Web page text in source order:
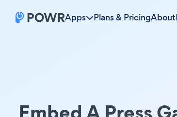
Apps Plans & PricingAbout